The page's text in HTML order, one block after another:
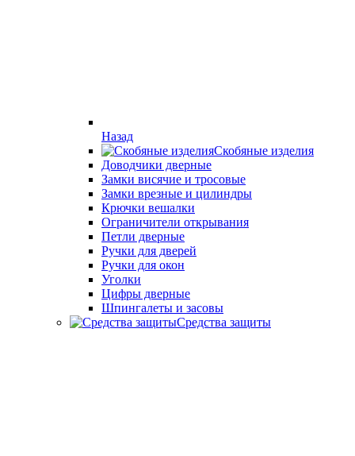
Назад
Скобяные изделия
Доводчики дверные
Замки висячие и тросовые
Замки врезные и цилиндры
Крючки вешалки
Ограничители открывания
Петли дверные
Ручки для дверей
Ручки для окон
Уголки
Цифры дверные
Шпингалеты и засовы
Средства защиты